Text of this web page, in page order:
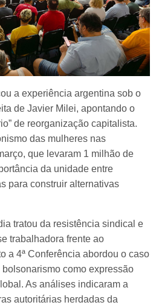
a experiência argentina sob o
de Javier Milei, apontando o
de reorganização capitalista.
das mulheres nas
que levaram 1 milhão de
da unidade entre
para construir alternativas
tratou da resistência sindical e
trabalhadora frente ao
a 4ª Conferência abordou o caso
como expressão
As análises indicaram a
autoritárias herdadas da